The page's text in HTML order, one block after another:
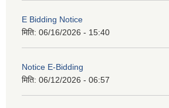
E Bidding Notice
मिति: 06/16/2026 - 15:40
Notice E-Bidding
मिति: 06/12/2026 - 06:57